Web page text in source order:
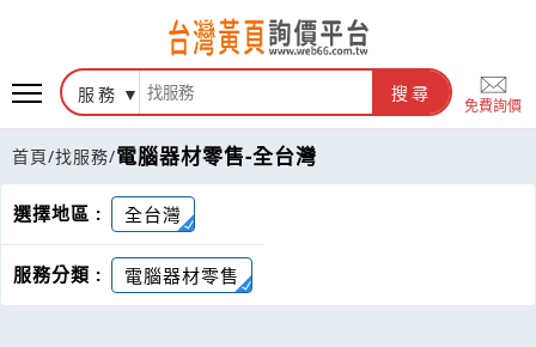
服務 搜尋
免費詢價
首頁/找服務/電腦器材零售-全台灣
選擇地區 : 全台灣
服務分類 : 電腦器材零售